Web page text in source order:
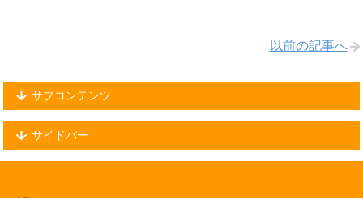
以前の記事へ
サブコンテンツ
サイドバー